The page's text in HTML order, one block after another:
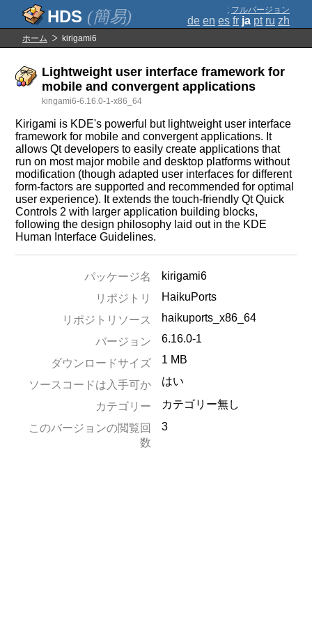
(簡易) ; フルバージョン
de en es fr ja pt ru zh
ホーム kirigami6
Lightweight user interface framework for
mobile and convergent applications
kirigami6-6.16.0-1-x86_64
Kirigami is KDE's powerful but lightweight user interface
framework for mobile and convergent applications. It
allows Qt developers to easily create applications that
run on most major mobile and desktop platforms without
modification (though adapted user interfaces for different
form-factors are supported and recommended for optimal
user experience). It extends the touch-friendly Qt Quick
Controls 2 with larger application building blocks,
following the design philosophy laid out in the KDE
Human Interface Guidelines.
パッケージ名
kirigami6
リポジトリ
HaikuPorts
リポジトリソース
haikuports_x86_64
バージョン
6.16.0-1
ダウンロードサイズ 1 MB
ソースコードは入手可か はい
カテゴリー
カテゴリー無し
このバージョンの閲覧回
数
3